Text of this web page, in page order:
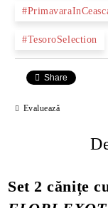
#TesoroSelection
Share
Evaluează
Set 2 cănițe